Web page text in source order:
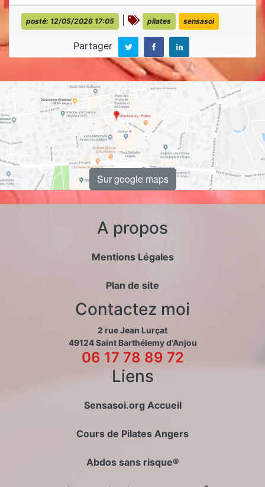
posté: 12/05/2026 17:05 pilates sensasoi
Partager
Sur google maps
A propos
Mentions Légales
Plan de site
Contactez moi
2 rue Jean Lurçat
49124 Saint Barthélemy d'Anjou
06 17 78 89 72
Liens
Sensasoi.org Accueil
Cours de Pilates Angers
Abdos sans risque®